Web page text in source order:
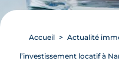
Accueil Actualité
l’investissement locatif à